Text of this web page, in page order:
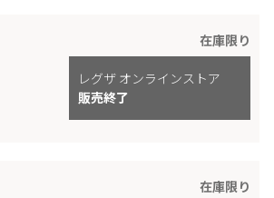
在庫限り
レグザ オンラインストア
販売終了
在庫限り